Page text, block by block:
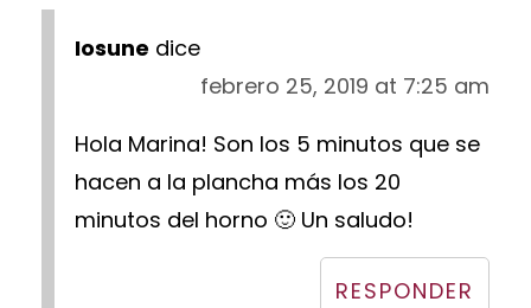
Iosune dice
febrero 25, 2019 at 7:25 am
Hola Marina! Son los 5 minutos que se
hacen a la plancha más los 20
minutos del horno 🙂 Un saludo!
RESPONDER